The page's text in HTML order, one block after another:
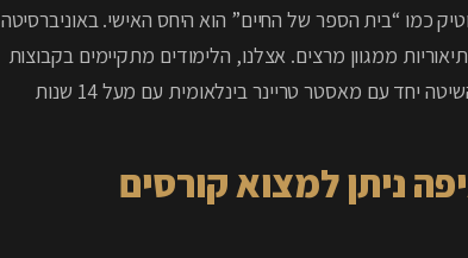
כמו “בית הספר של החיים” הוא היחס האישי. באוניברסיטה
ממגוון מרצים. אצלנו, הלימודים מתקיימים בקבוצות
אינטימיות (מנטורינג), ואתם זוכים ללמוד בקו ישיר ולתרגל את השיטה יחד עם מאסטר טריינר בינלאומית עם מעל 14 שנות
ניתן למצוא קורסים